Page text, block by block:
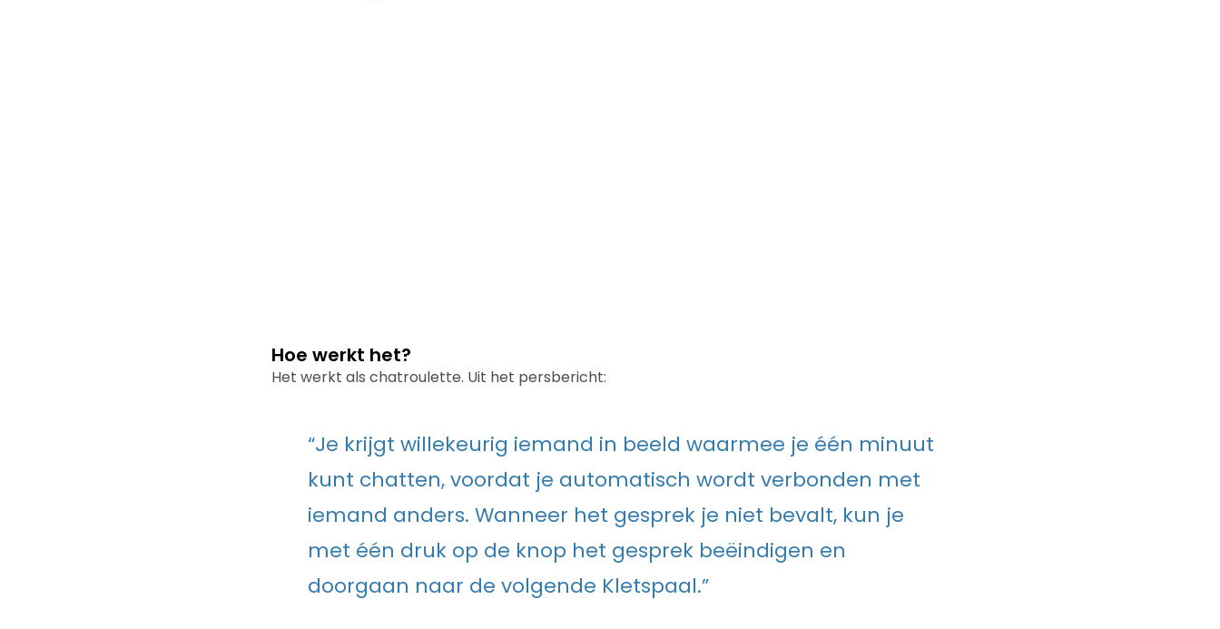
Hoe werkt het?
Het werkt als chatroulette. Uit het persbericht:
“Je krijgt willekeurig iemand in beeld waarmee je één minuut
kunt chatten, voordat je automatisch wordt verbonden met
iemand anders. Wanneer het gesprek je niet bevalt, kun je
met één druk op de knop het gesprek beëindigen en
doorgaan naar de volgende Kletspaal.”